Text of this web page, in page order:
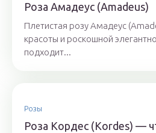
Роза Амадеус (Amadeus)
Плетистая розу Амадеус
красоты и роскошной
подходит...
Розы
Роза Кордес (Kordes) —